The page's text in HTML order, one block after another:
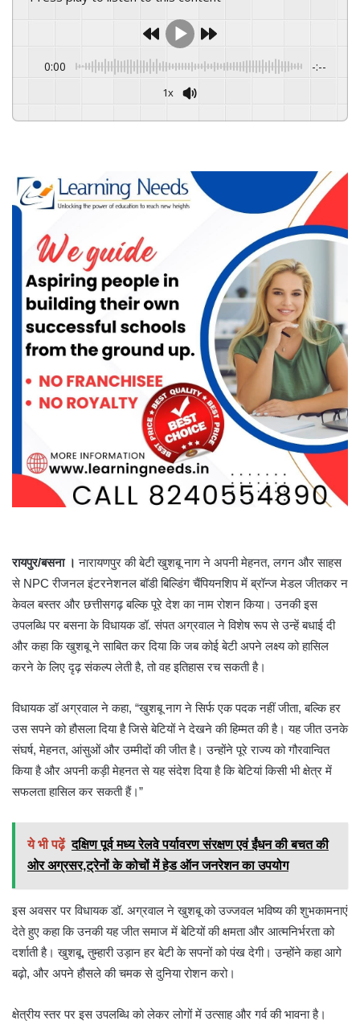
0:00 -:--
1x
रायपुर/बसना । नारायणपुर की बेटी खुशबू नाग ने अपनी मेहनत, लगन और साहस
से NPC रीजनल इंटरनेशनल बॉडी बिल्डिंग चैंपियनशिप में ब्रॉन्ज मेडल जीतकर न
केवल बस्तर और छत्तीसगढ़ बल्कि पूरे देश का नाम रोशन किया। उनकी इस
उपलब्धि पर बसना के विधायक डॉ. संपत अग्रवाल ने विशेष रूप से उन्हें बधाई दी
और कहा कि खुशबू ने साबित कर दिया कि जब कोई बेटी अपने लक्ष्य को हासिल
करने के लिए दृढ़ संकल्प लेती है, तो वह इतिहास रच सकती है।
विधायक डॉ अग्रवाल ने कहा, “खुशबू नाग ने सिर्फ एक पदक नहीं जीता, बल्कि हर
उस सपने को हौसला दिया है जिसे बेटियों ने देखने की हिम्मत की है। यह जीत उनके
संघर्ष, मेहनत, आंसुओं और उम्मीदों की जीत है। उन्होंने पूरे राज्य को गौरवान्वित
किया है और अपनी कड़ी मेहनत से यह संदेश दिया है कि बेटियां किसी भी क्षेत्र में
सफलता हासिल कर सकती हैं।”
ये भी पढ़ें दक्षिण पूर्व मध्य रेलवे पर्यावरण संरक्षण एवं ईंधन की बचत की
ओर अग्रसर,ट्रेनों के कोचों में हेड ऑन जनरेशन का उपयोग
इस अवसर पर विधायक डॉ. अग्रवाल ने खुशबू को उज्जवल भविष्य की शुभकामनाएं
देते हुए कहा कि उनकी यह जीत समाज में बेटियों की क्षमता और आत्मनिर्भरता को
दर्शाती है। खुशबू, तुम्हारी उड़ान हर बेटी के सपनों को पंख देगी। उन्होंने कहा आगे
बढ़ो, और अपने हौसले की चमक से दुनिया रोशन करो।
क्षेत्रीय स्तर पर इस उपलब्धि को लेकर लोगों में उत्साह और गर्व की भावना है।